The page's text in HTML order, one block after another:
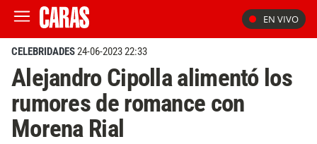
EN VIVO
CELEBRIDADES24-06-2023 22:33
Alejandro Cipolla alimentó los
rumores de romance con
Morena Rial